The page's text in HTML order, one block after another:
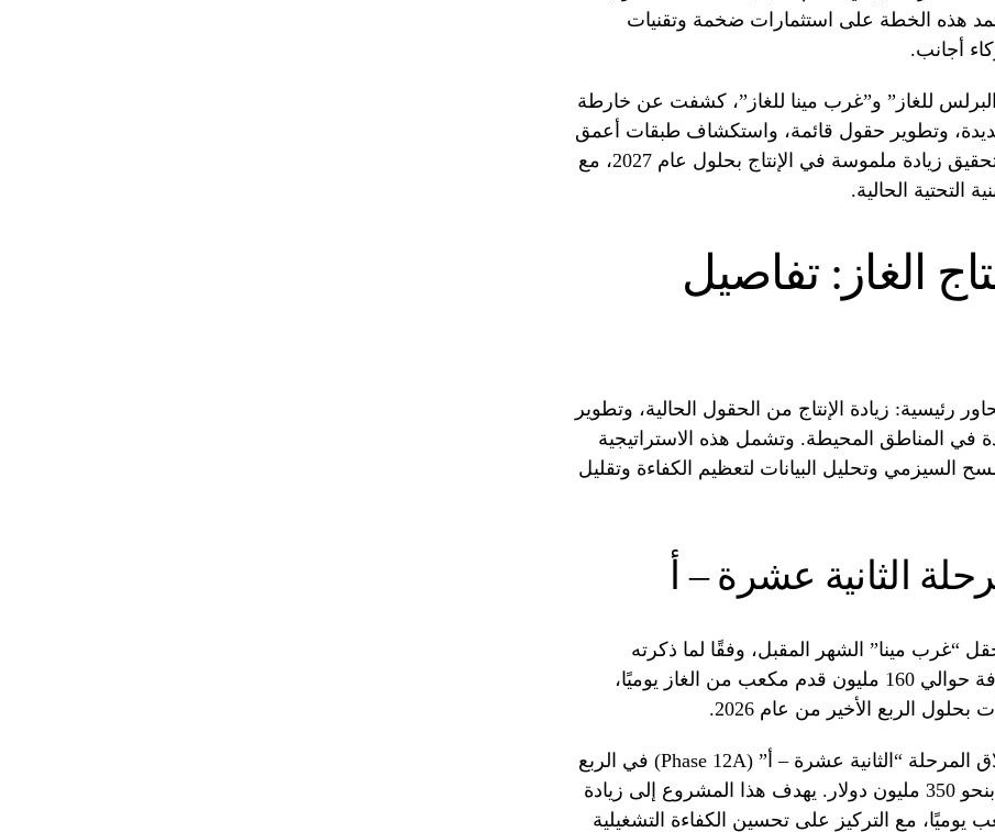
هذه الخطة على استثمارات ضخمة وتقنيات
أجانب.
للغاز” و”غرب مينا للغاز”، كشفت عن خارطة
وتطوير حقول قائمة، واستكشاف طبقات أعمق
من الخزانات. تهدف هذه الجهود إلى تحقيق زيادة ملموسة في الإنتاج بحلول عام 2027، مع
التحتية الحالية.
الغاز: تفاصيل
رئيسية: زيادة الإنتاج من الحقول الحالية، وتطوير
المناطق المحيطة. وتشمل هذه الاستراتيجية
السيزمي وتحليل البيانات لتعظيم الكفاءة وتقليل
الثانية عشرة – أ
“غرب مينا” الشهر المقبل، وفقًا لما ذكرته
الشركة. يهدف هذا المشروع إلى إضافة حوالي 160 مليون قدم مكعب من الغاز يوميًا،
بالتوازي مع ذلك، تستعد الشركة لإطلاق المرحلة “الثانية عشرة – أ” (Phase 12A) في الربع
الأول من عام 2027 باستثمارات تقدر بنحو 350 مليون دولار. يهدف هذا المشروع إلى زيادة
مليون قدم مكعب يوميًا، مع التركيز على تحسين الكفاءة التشغيلية